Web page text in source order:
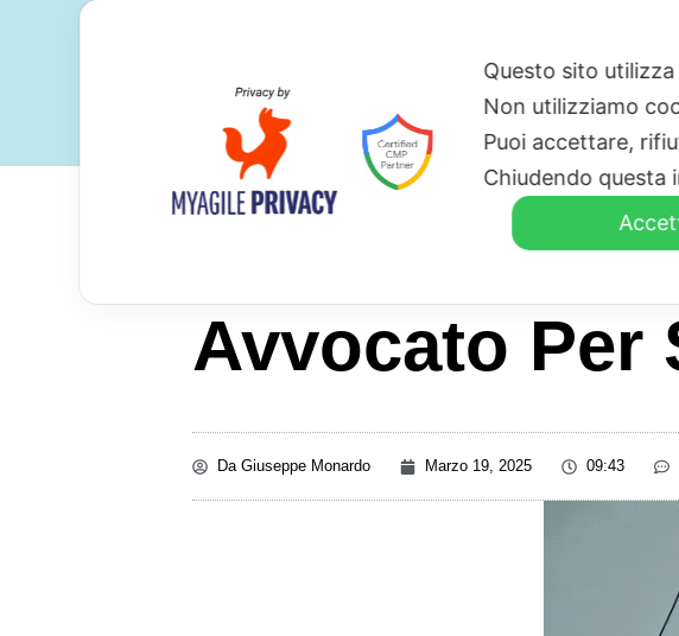
Avvocato Per
DaGiuseppe Monardo Marzo 19, 2025 09:43
Questo sito
Non utilizziamo
Puoi accettare,
Chiudendo questa